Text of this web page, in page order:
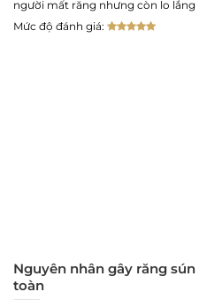
người mất răng nhưng còn lo lắng
Mức độ đánh giá:
Nguyên nhân gây răng
toàn